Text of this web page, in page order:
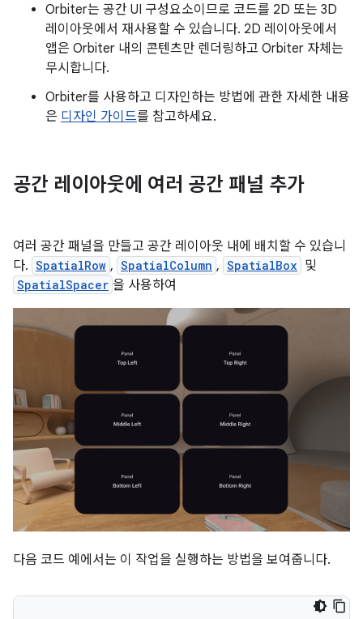
Orbiter는 공간 UI 구성요소이므로 코드를 2D 또는 3D
레이아웃에서 재사용할 수 있습니다. 2D 레이아웃에서
앱은 Orbiter 내의 콘텐츠만 렌더링하고 Orbiter 자체는
무시합니다.
Orbiter를 사용하고 디자인하는 방법에 관한 자세한 내용
은 디자인 가이드를 참고하세요.
공간 레이아웃에 여러 공간 패널 추가
여러 공간 패널을 만들고 공간 레이아웃 내에 배치할 수 있습니
다. SpatialRow , SpatialColumn , SpatialBox 및
SpatialSpacer 을 사용하여
다음 코드 예에서는 이 작업을 실행하는 방법을 보여줍니다.